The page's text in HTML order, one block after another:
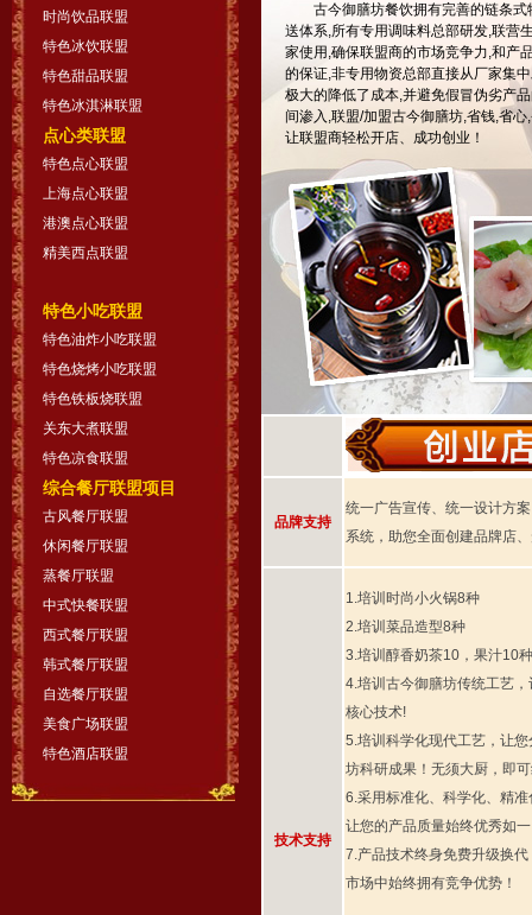
时尚饮品联盟
特色冰饮联盟
特色甜品联盟
特色冰淇淋联盟
点心类联盟
特色点心联盟
上海点心联盟
港澳点心联盟
精美西点联盟
特色小吃联盟
特色油炸小吃联盟
特色烧烤小吃联盟
特色铁板烧联盟
关东大煮联盟
特色凉食联盟
综合餐厅联盟项目
古风餐厅联盟
休闲餐厅联盟
蒸餐厅联盟
中式快餐联盟
西式餐厅联盟
韩式餐厅联盟
自选餐厅联盟
美食广场联盟
特色酒店联盟
古今御膳坊餐饮拥有完善的链条式
送体系,所有专用调味料总部研发,联营
家使用,确保联盟商的市场竞争力,和产
的保证,非专用物资总部直接从厂家集
极大的降低了成本,并避免假冒伪劣产
间渗入,联盟/加盟古今御膳坊,省钱,省心
让联盟商轻松开店、成功创业！
品牌支持
统一广告宣传、统一设计方
系统，助您全面创建品牌店
技术支持
1.培训时尚小火锅8种
2.培训菜品造型8种
3.培训醇香奶茶10，果汁10种
4.培训古今御膳坊传统工艺
核心技术!
5.培训科学化现代工艺，让
坊科研成果！无须大厨，即
6.采用标准化、科学化、精
让您的产品质量始终优秀如
7.产品技术终身免费升级换
市场中始终拥有竞争优势！